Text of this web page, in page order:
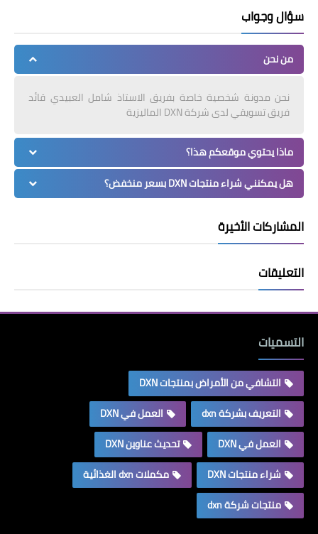
سؤال وجواب
من نحن
نحن مدونة شخصية خاصة بفريق الاستاذ شامل العبيدي قائد
فريق تسويقي لدى شركة DXN الماليزية
ماذا يحتوي موقعكم هذا؟
هل يمكنني شراء منتجات DXN بسعر منخفض؟
المشاركات الأخيرة
التعليقات
التسميات
التشافي من الأمراض بمنتجات DXN
التعريف بشركة dxn
العمل في DXN
العمل في DXN
تحديث عناوين DXN
شراء منتجات DXN
مكملات dxn الغذائية
منتجات شركة dxn